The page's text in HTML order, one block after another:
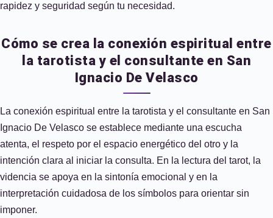
rapidez y seguridad según tu necesidad.
Cómo se crea la conexión espiritual entre
la tarotista y el consultante en San
Ignacio De Velasco
La conexión espiritual entre la tarotista y el consultante en San
Ignacio De Velasco se establece mediante una escucha
atenta, el respeto por el espacio energético del otro y la
intención clara al iniciar la consulta. En la lectura del tarot, la
videncia se apoya en la sintonía emocional y en la
interpretación cuidadosa de los símbolos para orientar sin
imponer.